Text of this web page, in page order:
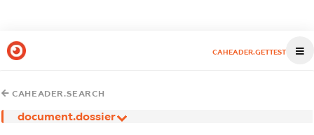
CAHEADER.GETTEST
CAHEADER.SEARCH
document.dossier